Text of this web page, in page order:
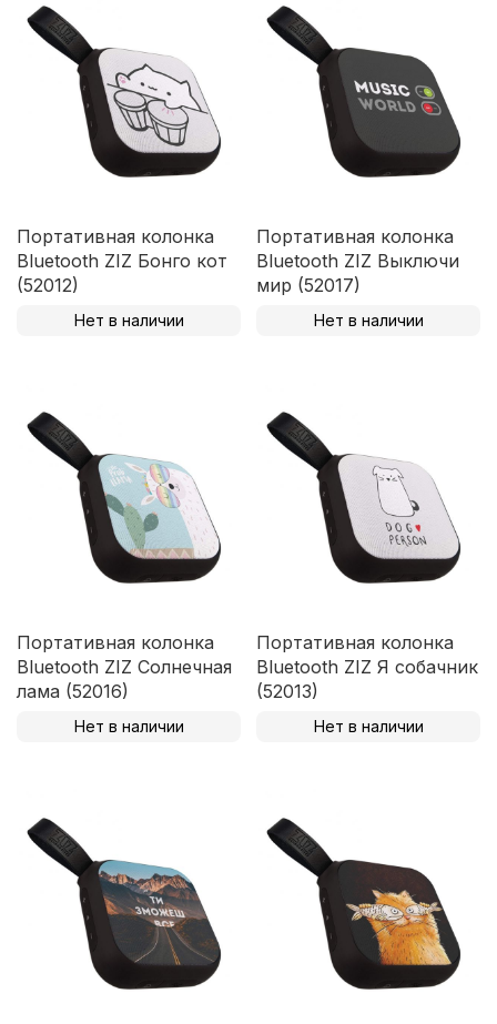
Портативная колонка
Bluetooth ZIZ Бонго кот
(52012)
Нет в наличии
Портативная колонка
Bluetooth ZIZ Выключи
мир (52017)
Нет в наличии
Портативная колонка
Bluetooth ZIZ Солнечная
лама (52016)
Нет в наличии
Портативная колонка
Bluetooth ZIZ Я собачник
(52013)
Нет в наличии